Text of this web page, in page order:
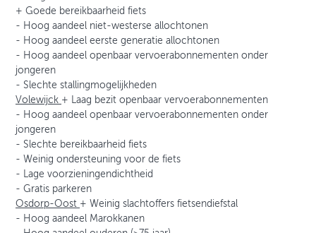
+ Goede bereikbaarheid fiets
- Hoog aandeel niet-westerse allochtonen
- Hoog aandeel eerste generatie allochtonen
- Hoog aandeel openbaar vervoerabonnementen onder
jongeren
- Slechte stallingmogelijkheden
Volewijck + Laag bezit openbaar vervoerabonnementen
- Hoog aandeel openbaar vervoerabonnementen onder
jongeren
- Slechte bereikbaarheid fiets
- Weinig ondersteuning voor de fiets
- Lage voorzieningendichtheid
- Gratis parkeren
Osdorp-Oost + Weinig slachtoffers fietsendiefstal
- Hoog aandeel Marokkanen